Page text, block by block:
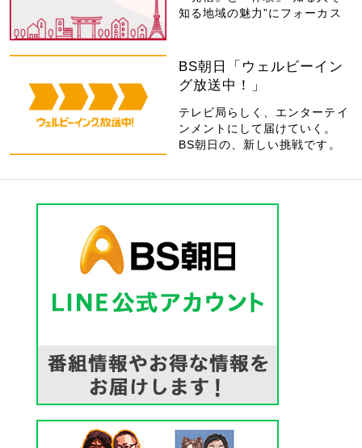
知る地域の魅力”にフォーカス
BS朝日「ウェルビーイン
グ放送中！」
テレビ局らしく、エンターテイ
ンメントにして届けていく。
BS朝日の、新しい挑戦です。